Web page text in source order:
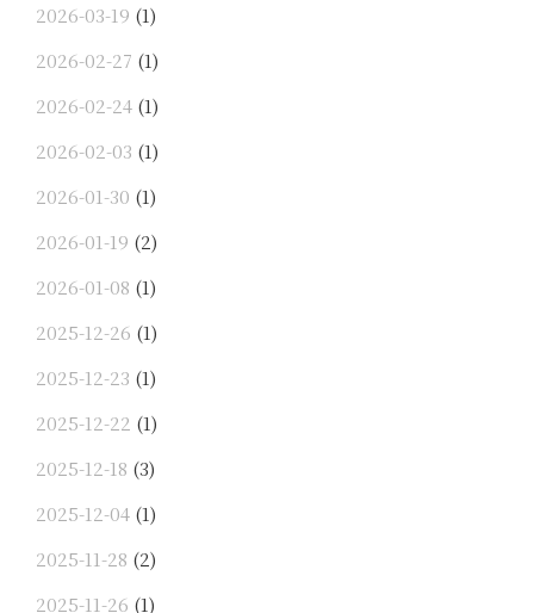
2026-03-19 (1)
2026-02-27 (1)
2026-02-24 (1)
2026-02-03 (1)
2026-01-30 (1)
2026-01-19 (2)
2026-01-08 (1)
2025-12-26 (1)
2025-12-23 (1)
2025-12-22 (1)
2025-12-18 (3)
2025-12-04 (1)
2025-11-28 (2)
2025-11-26 (1)